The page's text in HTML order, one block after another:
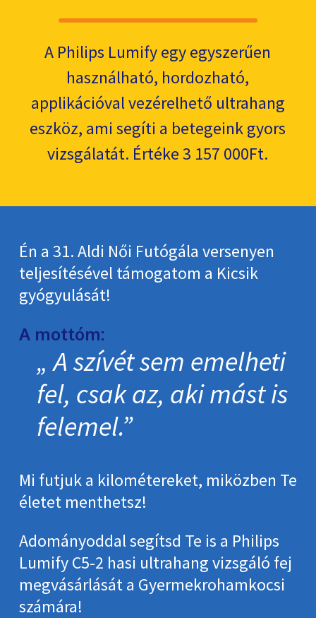
A Philips Lumify egy egyszerűen
használható, hordozható,
applikációval vezérelhető ultrahang
eszköz, ami segíti a betegeink gyors
vizsgálatát. Értéke 3 157 000Ft.
Én a 31. Aldi Női Futógála versenyen
teljesítésével támogatom a Kicsik
gyógyulását!
A mottóm:
A szívét sem emelheti
fel, csak az, aki mást is
felemel.
Mi futjuk a kilométereket, miközben Te
életet menthetsz!
Adományoddal segítsd Te is a Philips
Lumify C5-2 hasi ultrahang vizsgáló fej
megvásárlását a Gyermekrohamkocsi
számára!